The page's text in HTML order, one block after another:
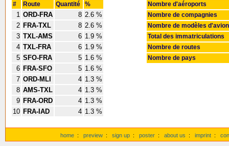
# Route Quantité %
1 ORD-FRA 8 2.6 %
2 FRA-TXL 8 2.6 %
3 TXL-AMS 6 1.9 %
4 TXL-FRA 6 1.9 %
5 SFO-FRA 5 1.6 %
6 FRA-SFO 5 1.6 %
7 ORD-MLI 4 1.3 %
8 AMS-TXL 4 1.3 %
9 FRA-ORD 4 1.3 %
10 FRA-IAD 4 1.3 %
Nombre d'aéroports
Nombre de compagnies
Nombre de modèles
Total des immatriculations
Nombre de routes
Nombre de pays
home : preview : sign up : poster : about us : imprint :